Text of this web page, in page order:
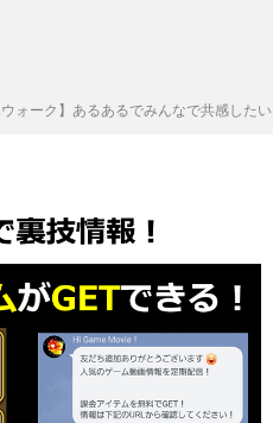
ウォーク】あるあるでみんなで共感した